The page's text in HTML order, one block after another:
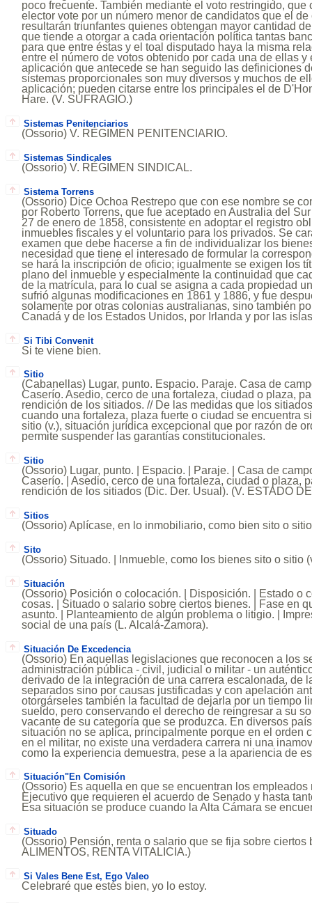
poco frecuente. También mediante el voto restringido, que
elector vote por un número menor de candidatos que el
resultarán triunfantes quienes obtengan mayor cantidad
que tiende a otorgar a cada orientación política tantas
para que entre éstas y el toal disputado haya la misma
entre el número de votos obtenido por cada una de ellas
aplicación que antecede se han seguido las definiciones
sistemas proporcionales son muy diversos y muchos de
aplicación; pueden citarse entre los principales el de
Hare. (V. SUFRAGIO.)
Sistemas Penitenciarios
(Ossorio) V. RÉGIMEN PENITENCIARIO.
Sistemas Sindicales
(Ossorio) V. RÉGIMEN SINDICAL.
Sistema Torrens
(Ossorio) Dice Ochoa Restrepo que con ese nombre se
por Roberto Torrens, que fue aceptado en Australia del
27 de enero de 1858, consistente en adoptar el registro
inmuebles fiscales y el voluntario para los privados. Se
examen que debe hacerse a fin de individualizar los
necesidad que tiene el interesado de formular la
se hará la inscripción de oficio; igualmente se exigen los
plano del inmueble y especialmente la continuidad que
de la matrícula, para lo cual se asigna a cada propiedad
sufrió algunas modificaciones en 1861 y 1886, y fue
solamente por otras colonias australianas, sino también
Canadá y de los Estados Unidos, por Irlanda y por las
Si Tibi Convenit
Si te viene bien.
Sitio
(Cabanellas) Lugar, punto. Espacio. Paraje. Casa de
Caserío. Asedio, cerco de una fortaleza, ciudad o plaza,
rendición de los sitiados. // De las medidas que los
cuando una fortaleza, plaza fuerte o ciudad se encuentra
sitio (v.), situación jurídica excepcional que por razón de
permite suspender las garantías constitucionales.
Sitio
(Ossorio) Lugar, punto. | Espacio. | Paraje. | Casa de
Caserío. | Asedio, cerco de una fortaleza, ciudad o plaza,
rendición de los sitiados (Dic. Der. Usual). (V. ESTADO
Sitios
(Ossorio) Aplícase, en lo inmobiliario, como bien sito o
Sito
(Ossorio) Situado. | Inmueble, como los bienes sito o sitio
Situación
(Ossorio) Posición o colocación. | Disposición. | Estado o
cosas. | Situado o salario sobre ciertos bienes. | Fase en
asunto. | Planteamiento de algún problema o litigio. |
social de una país (L. Alcalá-Zamora).
Situación De Excedencia
(Ossorio) En aquellas legislaciones que reconocen a los
administración pública - civil, judicial o militar - un
derivado de la integración de una carrera escalonada, de
separados sino por causas justificadas y con apelación
otorgárseles también la facultad de dejarla por un tiempo
sueldo, pero conservando el derecho de reingresar a su
vacante de su categoría que se produzca. En diversos
situación no se aplica, principalmente porque en el orden
en el militar, no existe una verdadera carrera ni una
como la experiencia demuestra, pese a la apariencia de
Situación"En Comisión
(Ossorio) Es aquella en que se encuentran los
Ejecutivo que requieren el acuerdo de Senado y hasta
Esa situación se produce cuando la Alta Cámara se
Situado
(Ossorio) Pensión, renta o salario que se fija sobre ciertos
ALIMENTOS, RENTA VITALICIA.)
Si Vales Bene Est, Ego Valeo
Celebraré que estés bien, yo lo estoy.